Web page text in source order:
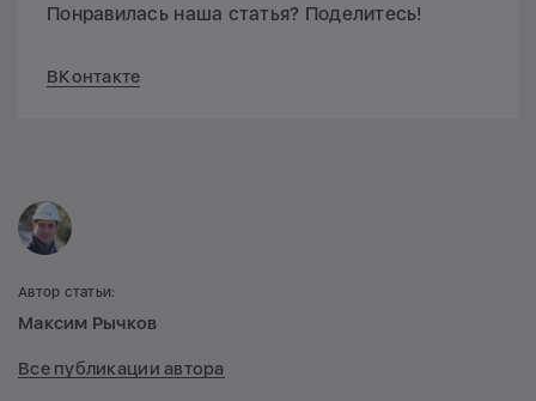
Понравилась наша статья? Поделитесь!
ВКонтакте
Автор статьи:
Максим Рычков
Все публикации автора